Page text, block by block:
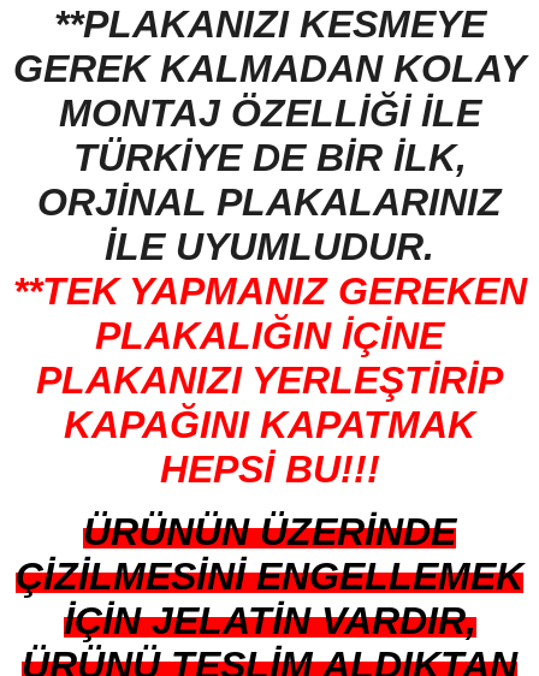
**PLAKANIZI KESMEYE
GEREK KALMADAN KOLAY
MONTAJ ÖZELLİĞİ İLE
TÜRKİYE DE BİR İLK,
ORJİNAL PLAKALARINIZ
İLE UYUMLUDUR.
**TEK YAPMANIZ GEREKEN
PLAKALIĞIN İÇİNE
PLAKANIZI YERLEŞTİRİP
KAPAĞINI KAPATMAK
HEPSİ BU!!!
ÜRÜNÜN ÜZERİNDE
ÇİZİLMESİNİ ENGELLEMEK
İÇİN JELATİN VARDIR,
ÜRÜNÜ TESLİM ALDIKTAN